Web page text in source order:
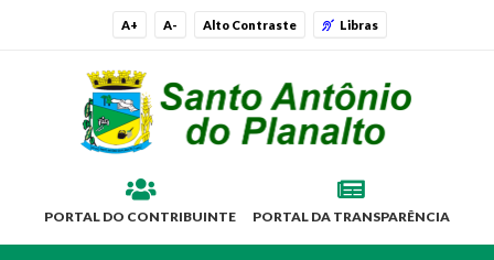
A+ A- Alto Contraste Libras
PORTAL DO CONTRIBUINTE PORTAL DA TRANSPARÊNCIA